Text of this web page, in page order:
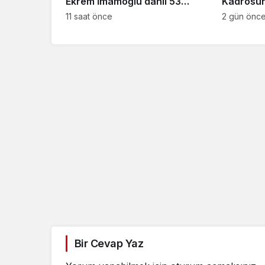
sanığın tutukluluğuna devam
11 saat önce
Anlaşma
2 gün önce
Bir Cevap Yaz